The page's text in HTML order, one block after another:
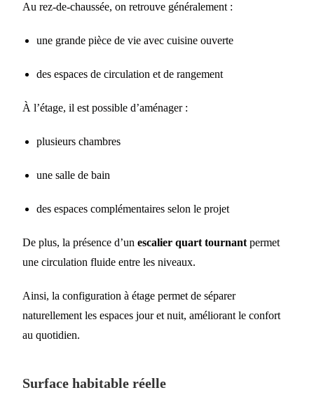
Au rez-de-chaussée, on retrouve généralement :
une grande pièce de vie avec cuisine ouverte
des espaces de circulation et de rangement
À l’étage, il est possible d’aménager :
plusieurs chambres
une salle de bain
des espaces complémentaires selon le projet
De plus, la présence d’unescalier quart tournant permet
une circulation fluide entre les niveaux.
Ainsi, la configuration à étage permet de séparer
naturellement les espaces jour et nuit, améliorant le confort
au quotidien.
Surface habitable réelle